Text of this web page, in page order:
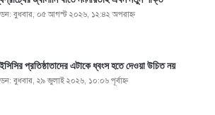
বুধবার, ০৫ আগস্ট ২০২৬, ১২:৪২ অপরাহ্ণ
প্রতিষ্ঠাতাদের এটাকে ধ্বংস হতে দেওয়া উচিত নয়
বুধবার, ২৯ জুলাই ২০২৬, ১০:০৬ পূর্বাহ্ণ